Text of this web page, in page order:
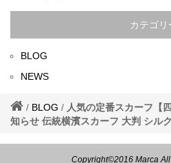
カテゴリ
BLOG
NEWS
/ BLOG / 人気の定番スカーフ【
知らせ 伝統横濱スカーフ 大判 シル
Copyright©2016 Marca